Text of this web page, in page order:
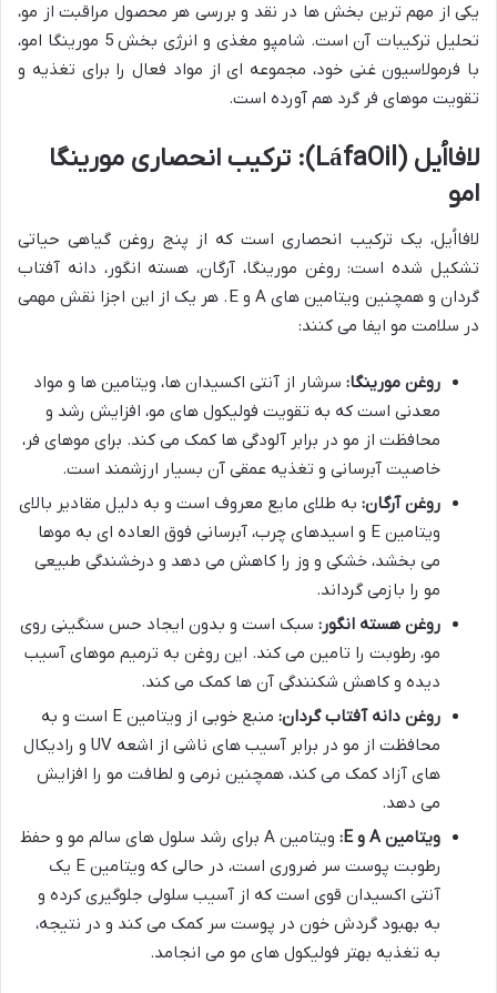
یکی از مهم ترین بخش ها در نقد و بررسی هر محصول مراقبت از مو،
تحلیل ترکیبات آن است. شامپو مغذی و انرژی بخش 5 مورینگا امو،
با فرمولاسیون غنی خود، مجموعه ای از مواد فعال را برای تغذیه و
تقویت موهای فر گرد هم آورده است.
لافااُیل (LáfaOil): ترکیب انحصاری مورینگا
امو
لافااُیل، یک ترکیب انحصاری است که از پنج روغن گیاهی حیاتی
تشکیل شده است: روغن مورینگا، آرگان، هسته انگور، دانه آفتاب
گردان و همچنین ویتامین های A و E. هر یک از این اجزا نقش مهمی
در سلامت مو ایفا می کنند:
روغن مورینگا: سرشار از آنتی اکسیدان ها، ویتامین ها و مواد
معدنی است که به تقویت فولیکول های مو، افزایش رشد و
محافظت از مو در برابر آلودگی ها کمک می کند. برای موهای فر،
خاصیت آبرسانی و تغذیه عمقی آن بسیار ارزشمند است.
روغن آرگان: به طلای مایع معروف است و به دلیل مقادیر بالای
ویتامین E و اسیدهای چرب، آبرسانی فوق العاده ای به موها
می بخشد، خشکی و وز را کاهش می دهد و درخشندگی طبیعی
مو را بازمی گرداند.
روغن هسته انگور: سبک است و بدون ایجاد حس سنگینی روی
مو، رطوبت را تامین می کند. این روغن به ترمیم موهای آسیب
دیده و کاهش شکنندگی آن ها کمک می کند.
روغن دانه آفتاب گردان:
منبع خوبی از ویتامین E است و به
محافظت از مو در برابر آسیب های ناشی از اشعه UV و رادیکال
های آزاد کمک می کند، همچنین نرمی و لطافت مو را افزایش
می دهد.
ویتامین A و E:
ویتامین A برای رشد سلول های سالم مو و حفظ
رطوبت پوست سر ضروری است، در حالی که ویتامین E یک
آنتی اکسیدان قوی است که از آسیب سلولی جلوگیری کرده و
به بهبود گردش خون در پوست سر کمک می کند و در نتیجه،
به تغذیه بهتر فولیکول های مو می انجامد.